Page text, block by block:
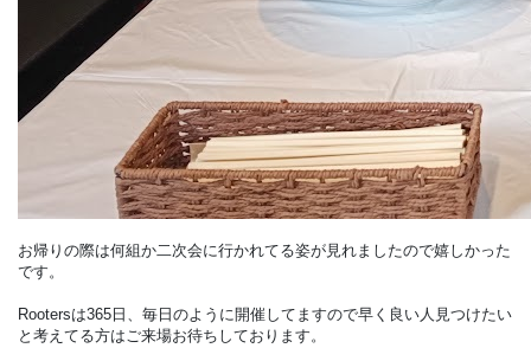
お帰りの際は何組か二次会に行かれてる姿が見れましたので嬉しかった
です。
Rootersは365日、毎日のように開催してますので早く良い人見つけたい
と考えてる方はご来場お待ちしております。